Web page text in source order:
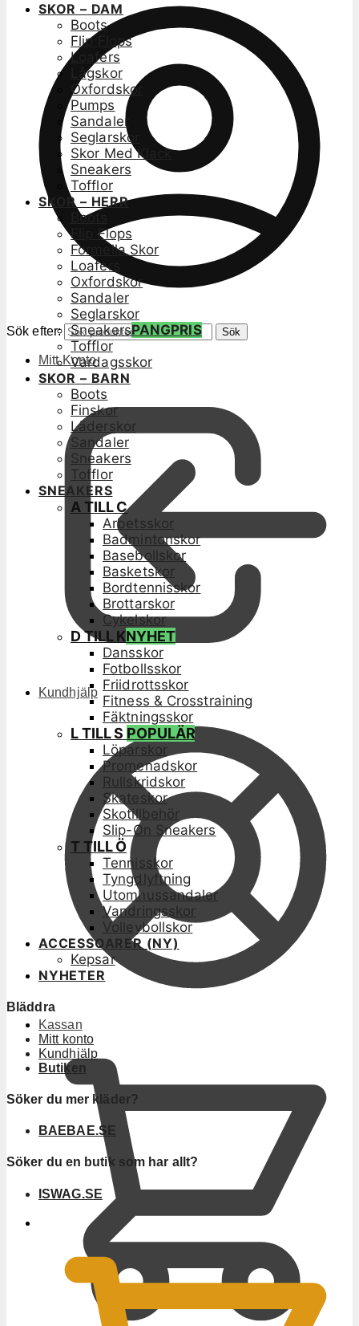
Sök efter: Sök
Mitt Konto
Kundhjälp
Kassan
SKOR – DAM
Boots
Flip Flops
Loafers
Lågskor
Oxfordskor
Pumps
Sandaler
Seglarskor
Skor Med Klack
Sneakers
Tofflor
SKOR – HERR
Boots
Flip Flops
Formella Skor
Loafers
Oxfordskor
Sandaler
Seglarskor
SneakersPANGPRIS
Tofflor
Vardagsskor
SKOR – BARN
Boots
Finskor
Läderskor
Sandaler
Sneakers
Tofflor
SNEAKERS
A TILL C
Arbetsskor
Badmintonskor
Basebollskor
Basketskor
Bordtennisskor
Brottarskor
Cykelskor
D TILL KNYHET
Dansskor
Fotbollsskor
Friidrottsskor
Fitness & Crosstraining
Fäktningsskor
L TILL S POPULÄR
Löparskor
Promenadskor
Rullskridskor
Skateskor
Skotillbehör
Slip-On Sneakers
T TILL Ö
Tennisskor
Tyngdlyftning
Utomhussandaler
Vandringsskor
Volleybollskor
ACCESSOARER (NY)
Kepsar
NYHETER
Bläddra
Mitt konto
Kundhjälp
Butiken
Söker du mer kläder?
BAEBAE.SE
Söker du en butik som har allt?
ISWAG.SE